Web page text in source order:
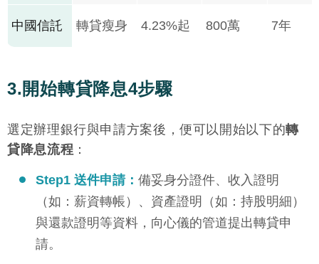
中國信託 轉貸瘦身 4.23%起 800萬 7年
3.開始轉貸降息4步驟
選定辦理銀行與申請方案後，便可以開始以下的轉
貸降息流程 ：
Step1 送件申請： 備妥身分證件、收入證明
（如：薪資轉帳）、資產證明（如：持股明細）
與還款證明等資料，向心儀的管道提出轉貸申
請。